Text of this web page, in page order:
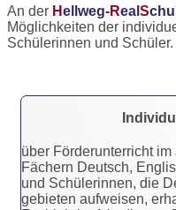
An der Hellweg-Real S
Möglichkeiten der
Schülerinnen und Schüler.
über Förderunterricht
Fächern Deutsch,
und Schülerinnen, die
gebieten aufweisen,